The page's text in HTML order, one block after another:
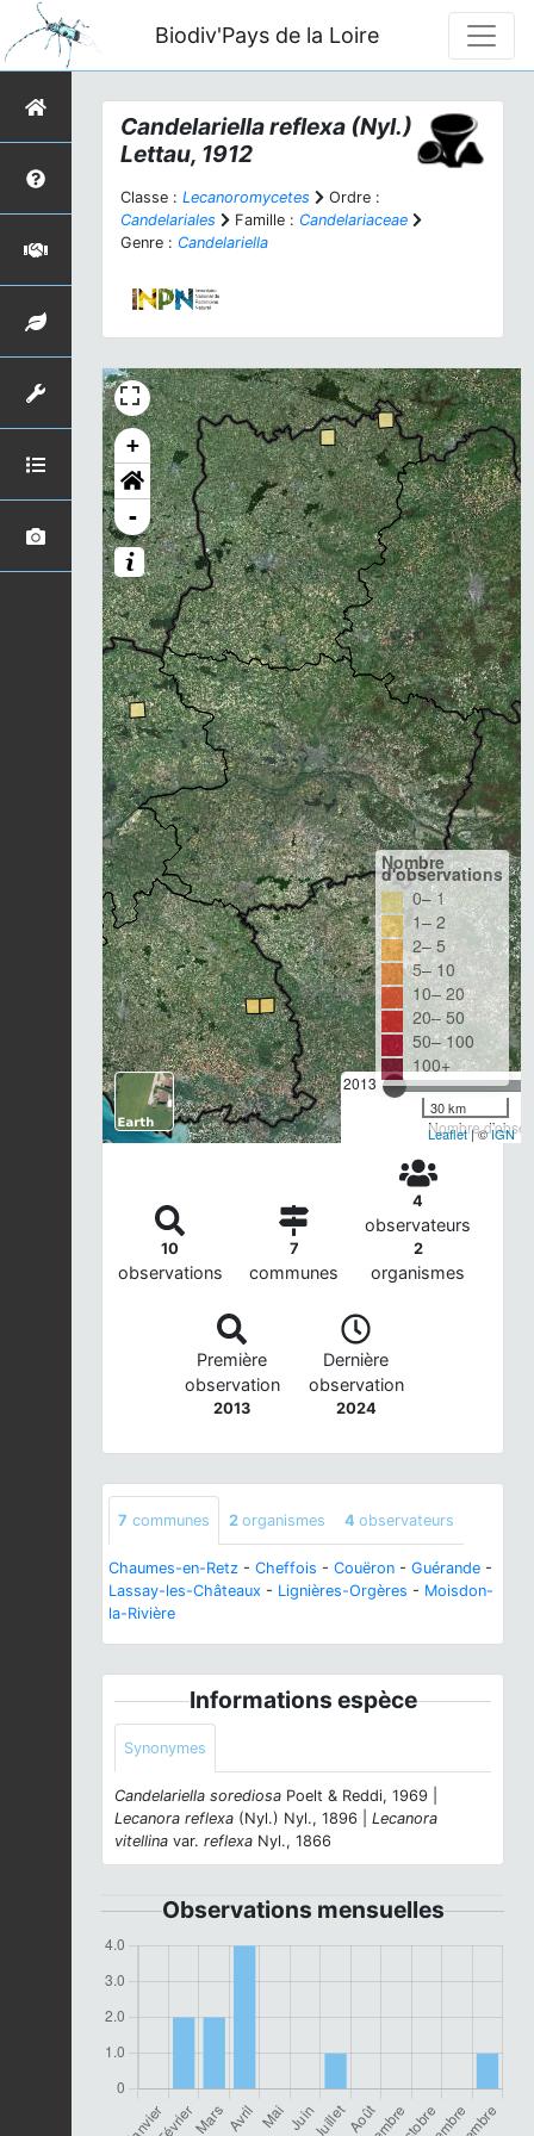
Biodiv'Pays de la Loire
Candelariella reflexa (Nyl.)
Lettau, 1912
Classe : Lecanoromycetes
Ordre :
Candelariales
Famille : Candelariaceae
Genre : Candelariella
+
-
2013
Nombre
Nombre
d'observations
0– 1
1– 2
2– 5
5– 10
10– 20
20– 50
50– 100
100+
30 km
Leaflet| ©IGN
10
observations
7
communes
4
observateurs
2
organismes
Première
observation
2013
Dernière
observation
2024
7 communes 2 organismes 4 observateurs
Chaumes-en-Retz - Cheffois - Couëron - Guérande -
Lassay-les-Châteaux - Lignières-Orgères - Moisdon-
la-Rivière
Informations espèce
Synonymes
Candelariella sorediosa Poelt & Reddi, 1969 |
Lecanora reflexa (Nyl.) Nyl., 1896 | Lecanora
vitellina var. reflexa Nyl., 1866
Observations mensuelles